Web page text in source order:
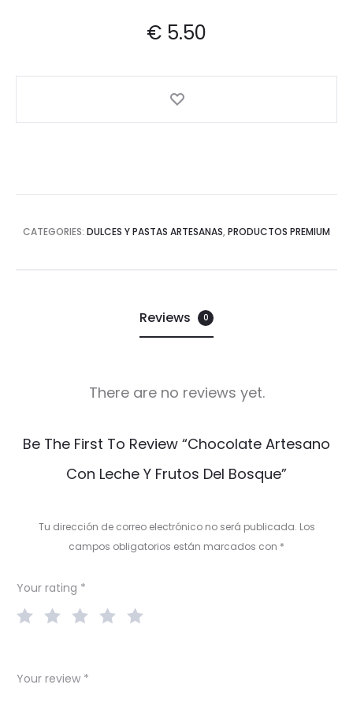
€ 5.50
CATEGORIES: DULCES Y PASTAS ARTESANAS, PRODUCTOS PREMIUM
Reviews 0
R
e
s
There are no reviews yet.
Be The First To Review “Chocolate Artesano
Con Leche Y Frutos Del Bosque”
Tu dirección de correo electrónico no será publicada. Los
campos obligatorios están marcados con *
Your rating *
Your review *